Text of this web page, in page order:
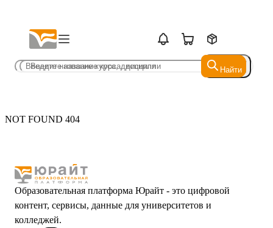
Найти
Найти
NOT FOUND 404
Образовательная платформа Юрайт - это цифровой
контент, сервисы, данные для университетов и
колледжей.